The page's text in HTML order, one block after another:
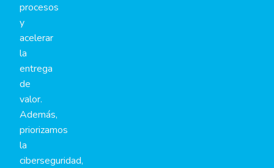
procesos
y
acelerar
la
entrega
de
valor.
Además,
priorizamos
la
ciberseguridad,